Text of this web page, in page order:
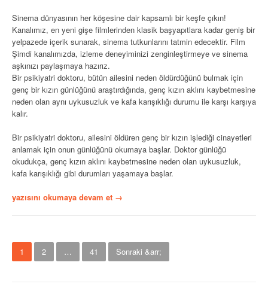
Sinema dünyasının her köşesine dair kapsamlı bir keşfe çıkın!
Kanalımız, en yeni gişe filmlerinden klasik başyapıtlara kadar geniş bir
yelpazede içerik sunarak, sinema tutkunlarını tatmin edecektir. Film
Şimdi kanalımızda, izleme deneyiminizi zenginleştirmeye ve sinema
aşkınızı paylaşmaya hazırız.
Bir psikiyatri doktoru, bütün ailesini neden öldürdüğünü bulmak için
genç bir kızın günlüğünü araştırdığında, genç kızın aklını kaybetmesine
neden olan aynı uykusuzluk ve kafa karışıklığı durumu ile karşı karşıya
kalır.
Bir psikiyatri doktoru, ailesini öldüren genç bir kızın işlediği cinayetleri
anlamak için onun günlüğünü okumaya başlar. Doktor günlüğü
okudukça, genç kızın aklını kaybetmesine neden olan uykusuzluk,
kafa karışıklığı gibi durumları yaşamaya başlar.
“Karabasan
yazısını okumaya devam et →
Y
a
1 2 … 41 Sonraki &arr;